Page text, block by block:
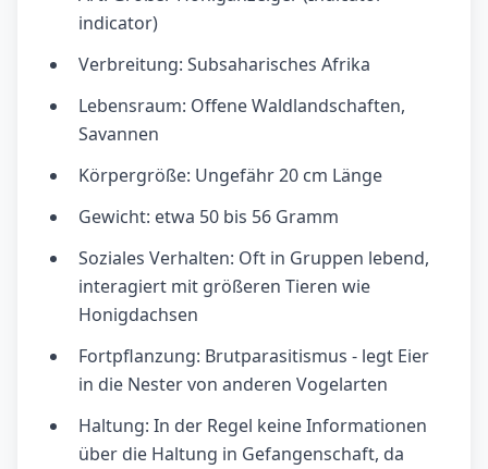
indicator)
Verbreitung: Subsaharisches Afrika
Lebensraum: Offene Waldlandschaften,
Savannen
Körpergröße: Ungefähr 20 cm Länge
Gewicht: etwa 50 bis 56 Gramm
Soziales Verhalten: Oft in Gruppen lebend,
interagiert mit größeren Tieren wie
Honigdachsen
Fortpflanzung: Brutparasitismus - legt Eier
in die Nester von anderen Vogelarten
Haltung: In der Regel keine Informationen
über die Haltung in Gefangenschaft, da